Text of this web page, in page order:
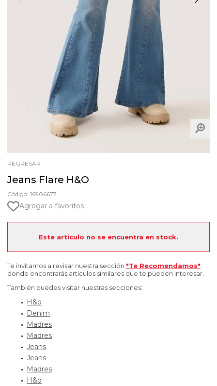
REGRESAR
Jeans Flare H&O
Código: 16906677
Agregar a favoritos
Este artículo no se encuentra en stock.
Te invitamos a revisar nuestra sección "Te Recomendamos"
donde encontrarás artículos similares que te pueden interesar.
También puedes visitar nuestras secciones:
H&o
Denim
Madres
Madres
Jeans
Jeans
Madres
H&o